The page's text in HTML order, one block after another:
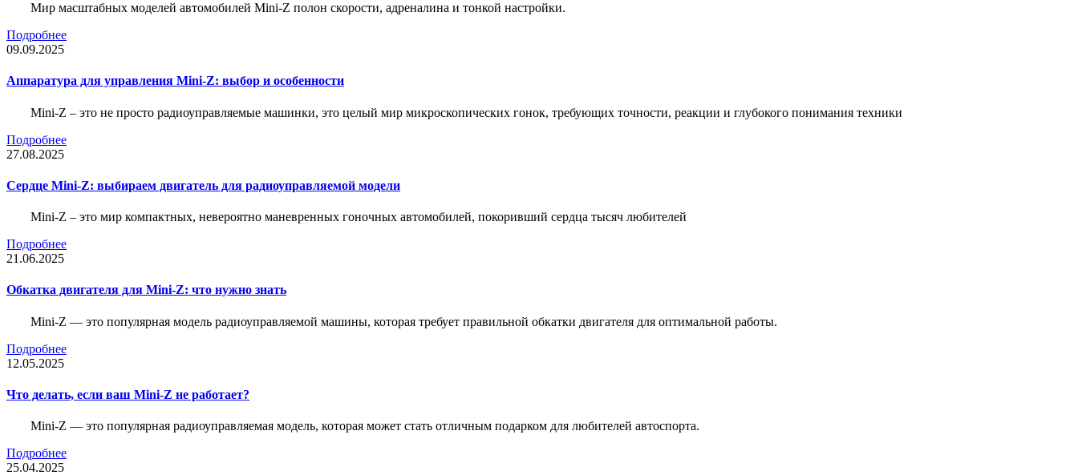
Мир масштабных моделей автомобилей Mini-Z полон скорости, адреналина и тонкой настройки.
Подробнее
09.09.2025
Аппаратура для управления Mini-Z: выбор и особенности
Mini-Z – это не просто радиоуправляемые машинки, это целый мир микроскопических гонок, требующих точности, реакции и глубокого понимания техники
Подробнее
27.08.2025
Сердце Mini-Z: выбираем двигатель для радиоуправляемой модели
Mini-Z – это мир компактных, невероятно маневренных гоночных автомобилей, покоривший сердца тысяч любителей
Подробнее
21.06.2025
Обкатка двигателя для Mini-Z: что нужно знать
Mini-Z — это популярная модель радиоуправляемой машины, которая требует правильной обкатки двигателя для оптимальной работы.
Подробнее
12.05.2025
Что делать, если ваш Mini-Z не работает?
Mini-Z — это популярная радиоуправляемая модель, которая может стать отличным подарком для любителей автоспорта.
Подробнее
25.04.2025